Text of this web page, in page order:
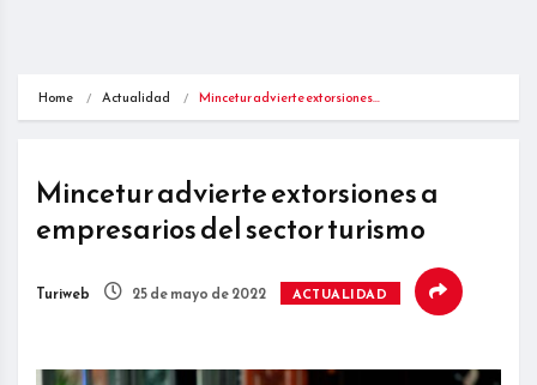
Home Actualidad Mincetur advierte extorsiones…
Mincetur advierte extorsiones a
empresarios del sector turismo
Turiweb 25 de mayo de 2022 ACTUALIDAD